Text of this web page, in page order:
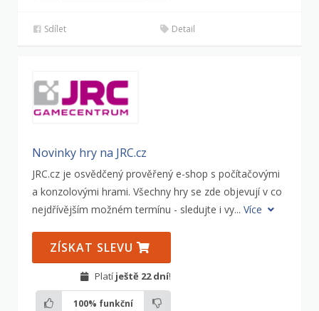
Sdílet Detail
Novinky hry na JRC.cz
JRC.cz je osvědčený prověřený e-shop s počítačovými
a konzolovými hrami. Všechny hry se zde objevují v co
nejdřívějším možném termínu - sledujte i vy... Více
ZÍSKAT SLEVU
Platí ještě 22 dní!
100% funkční